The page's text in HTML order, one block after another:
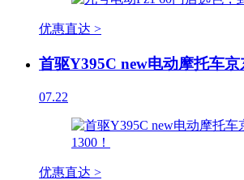
优惠直达 >
首驱Y395C new电动摩托车京
07.22
优惠直达 >